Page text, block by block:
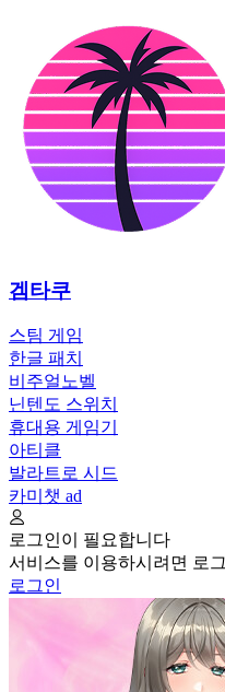
겜타쿠
스팀 게임
한글 패치
비주얼노벨
닌텐도 스위치
휴대용 게임기
아티클
발라트로 시드
카미챗 ad
로그인이 필요합니다
서비스를 이용하시려면 로
로그인